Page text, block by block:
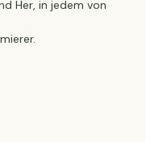
Her, in jedem von